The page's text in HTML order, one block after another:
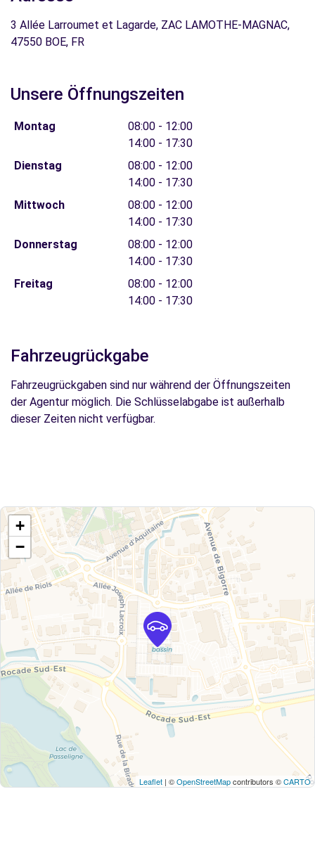
3 Allée Larroumet et Lagarde, ZAC LAMOTHE-MAGNAC,
47550 BOE, FR
Unsere Öffnungszeiten
Montag
08:00 - 12:00
14:00 - 17:30
Dienstag
08:00 - 12:00
14:00 - 17:30
Mittwoch
08:00 - 12:00
14:00 - 17:30
Donnerstag
08:00 - 12:00
14:00 - 17:30
Freitag
08:00 - 12:00
14:00 - 17:30
Fahrzeugrückgabe
Fahrzeugrückgaben sind nur während der Öffnungszeiten
der Agentur möglich. Die Schlüsselabgabe ist außerhalb
dieser Zeiten nicht verfügbar.
+
−
Leaflet | ©OpenStreetMapcontributors ©CARTO